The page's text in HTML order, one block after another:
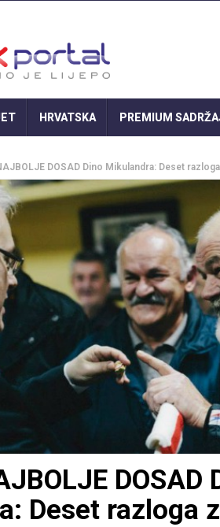
HRVATSKA PREMIUM
DOSAD Dino Mikulandra: Deset
DOSAD
Deset razloga